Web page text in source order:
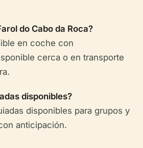
do Cabo da Roca?
en coche con
cerca o en transporte
disponibles?
disponibles para grupos y
anticipación.